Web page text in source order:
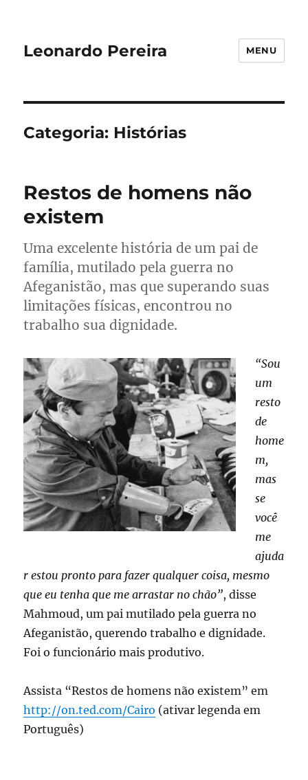
Leonardo Pereira MENU
Categoria: Histórias
Restos de homens não
existem
Uma excelente história de um pai de
família, mutilado pela guerra no
Afeganistão, mas que superando suas
limitações físicas, encontrou no
trabalho sua dignidade.
“Sou
um
resto
de
home
m,
mas
se
você
me
ajuda
r estou pronto para fazer qualquer coisa, mesmo
que eu tenha que me arrastar no chão”, disse
Mahmoud, um pai mutilado pela guerra no
Afeganistão, querendo trabalho e dignidade.
Foi o funcionário mais produtivo.
Assista “Restos de homens não existem” em
http://on.ted.com/Cairo (ativar legenda em
Português)